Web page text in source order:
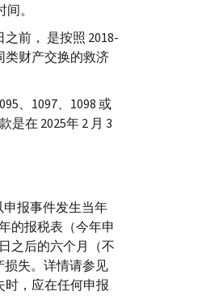
。
之前， 是按照 2018-
类财产交换的救济
、1097、1098 或
是在 2025年 2 月 3
报事件发生当年
的报税表（今年申
之后的六个月（不
失。详情请参见
时，应在任何申报